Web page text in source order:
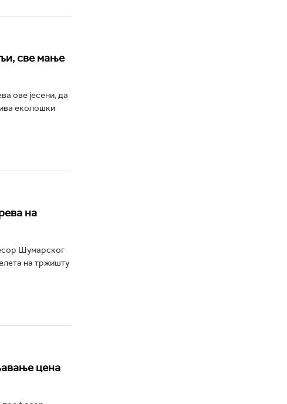
све мање
ове јесени, да
еколошки
на
Шумарског
на тржишту
цена